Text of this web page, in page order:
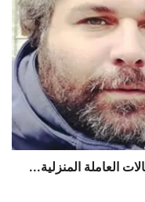
العاملة المنزلية...